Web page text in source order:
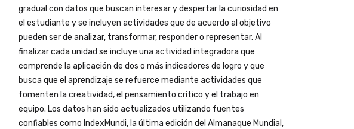
gradual con datos que buscan interesar y despertar la curiosidad en
el estudiante y se incluyen actividades que de acuerdo al objetivo
pueden ser de analizar, transformar, responder o representar. Al
finalizar cada unidad se incluye una actividad integradora que
comprende la aplicación de dos o más indicadores de logro y que
busca que el aprendizaje se refuerce mediante actividades que
fomenten la creatividad, el pensamiento crítico y el trabajo en
equipo. Los datos han sido actualizados utilizando fuentes
confiables como IndexMundi, la última edición del Almanaque Mundial,